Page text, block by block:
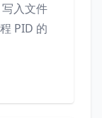
入文件
PID 的